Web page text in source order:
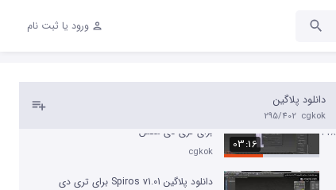
ورود یا ثبت نام
دانلود پلاگین
cgkok
295/402
cgkok
278
03:16
برای تری دی مکس
cgkok
دانلود پلاگین Spiros v1.01 برای تری دی